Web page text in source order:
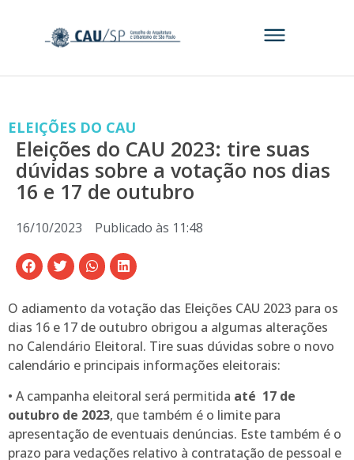
ELEIÇÕES DO CAU
Eleições do CAU 2023: tire suas
dúvidas sobre a votação nos dias
16 e 17 de outubro
16/10/2023 Publicado às 11:48
O adiamento da votação das Eleições CAU 2023 para os
dias 16 e 17 de outubro obrigou a algumas alterações
no Calendário Eleitoral. Tire suas dúvidas sobre o novo
calendário e principais informações eleitorais:
• A campanha eleitoral será permitida até 17 de
outubro de 2023, que também é o limite para
apresentação de eventuais denúncias. Este também é o
prazo para vedações relativo à contratação de pessoal e